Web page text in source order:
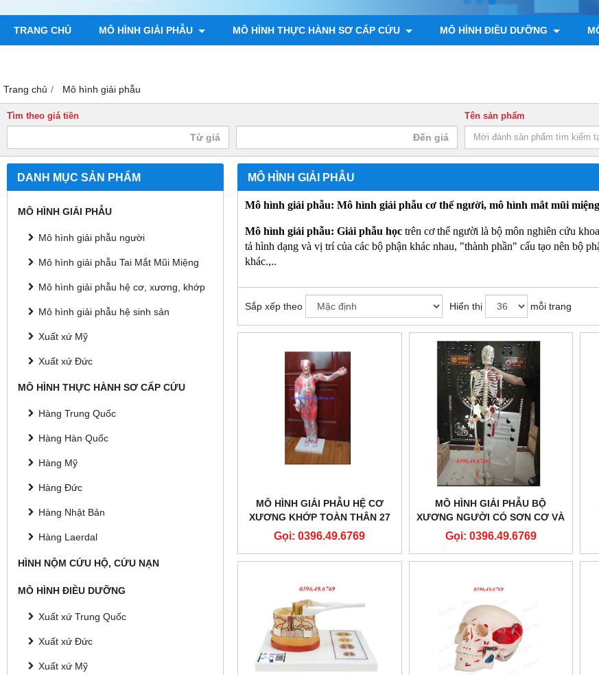
TRANG CHỦ MÔ HÌNH GIẢI PHẪU MÔ HÌNH THỰC HÀNH SƠ CẤP CỨU MÔ HÌNH ĐIỀU DƯỠNG
Trang chủ Mô hình giải phẫu
Tìm theo giá tiền Tên sản phẩm
DANH MỤC SẢN PHẨM
MÔ HÌNH GIẢI PHẪU
Mô hình giải phẫu người
Mô hình giải phẫu Tai Mắt Mũi Miệng
Mô hình giải phẫu hệ cơ, xương, khớp
Mô hình giải phẫu hệ sinh sản
Xuất xứ Mỹ
Xuất xứ Đức
MÔ HÌNH THỰC HÀNH SƠ CẤP CỨU
Hàng Trung Quốc
Hàng Hàn Quốc
Hàng Mỹ
Hàng Đức
Hàng Nhật Bản
Hàng Laerdal
HÌNH NỘM CỨU HỘ, CỨU NẠN
MÔ HÌNH ĐIỀU DƯỠNG
Xuất xứ Trung Quốc
Xuất xứ Đức
Xuất xứ Mỹ
MÔ HÌNH GIẢI PHẪU
Mô hình giải phẫu: Mô hình giải phẫu cơ thể người, mô hình mắt mũi
Mô hình giải phẫu: Giải phẫu học trên cơ thể người là bộ môn nghiên cứu
tả hình dạng và vị trí của các bộ phận khác nhau, "thành phần" cấu tạo nên bộ
khác.,..
Sắp xếp theo Hiển thị mỗi trang
MÔ HÌNH GIẢI PHẪU HỆ CƠ
XƯƠNG KHỚP TOÀN THÂN 27
PHẦN THÁO RỜI
Gọi: 0396.49.6769
MÔ HÌNH GIẢI PHẪU BỘ
XƯƠNG NGƯỜI CÓ SƠN CƠ VÀ
DÂY CHẰNG KÍCH THƯỚC
Gọi: 0396.49.6769